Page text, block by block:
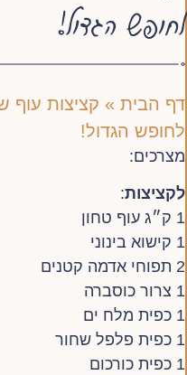
לחופש הגדול!
דף הבית » קציצות עוף
לחופש הגדול!
מצרכים:
לקציצות:
1 ק״ג עוף טחון
1 קישוא בינוני
2 תפוחי אדמה קטנים
1 צרור כוסברה
1 כפית מלח ים
1 כפית פלפל שחור
1 כפית כורכום